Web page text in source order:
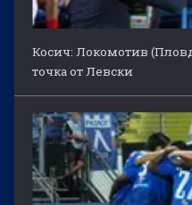
Косич: Локомотив
точка от Левски